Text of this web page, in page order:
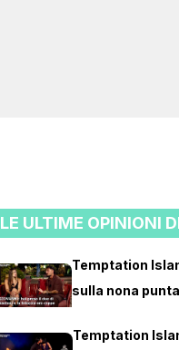
LE ULTIME OPINIONI
Temptation
sulla nona
Temptation